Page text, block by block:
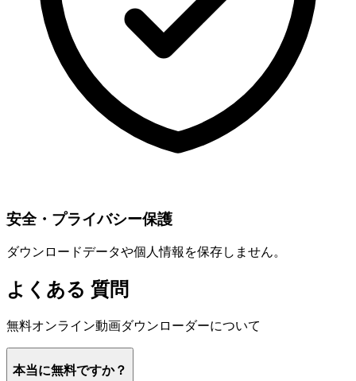
安全・プライバシー保護
ダウンロードデータや個人情報を保存しません。
よくある 質問
無料オンライン動画ダウンローダーについて
本当に無料ですか？